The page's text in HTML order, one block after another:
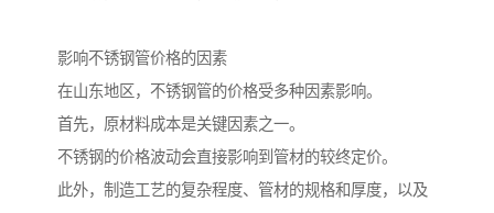
影响不锈钢管价格的因素
在山东地区，不锈钢管的价格受多种因素影响。
首先，原材料成本是关键因素之一。
不锈钢的价格波动会直接影响到管材的较终定价。
此外，制造工艺的复杂程度、管材的规格和厚度，以及